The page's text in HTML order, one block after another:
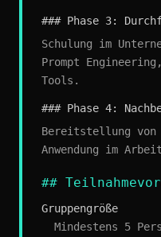
### Phase 3:
Schulung im
Prompt
Tools.
### Phase 4:
Bereitstellung
Anwendung im
##
Gruppengröße
Mindestens 5